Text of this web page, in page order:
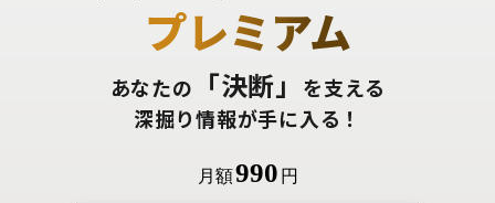
プレミアム
あなたの 「決断」
を支える
深掘り情報が手に入る！
月額990 円